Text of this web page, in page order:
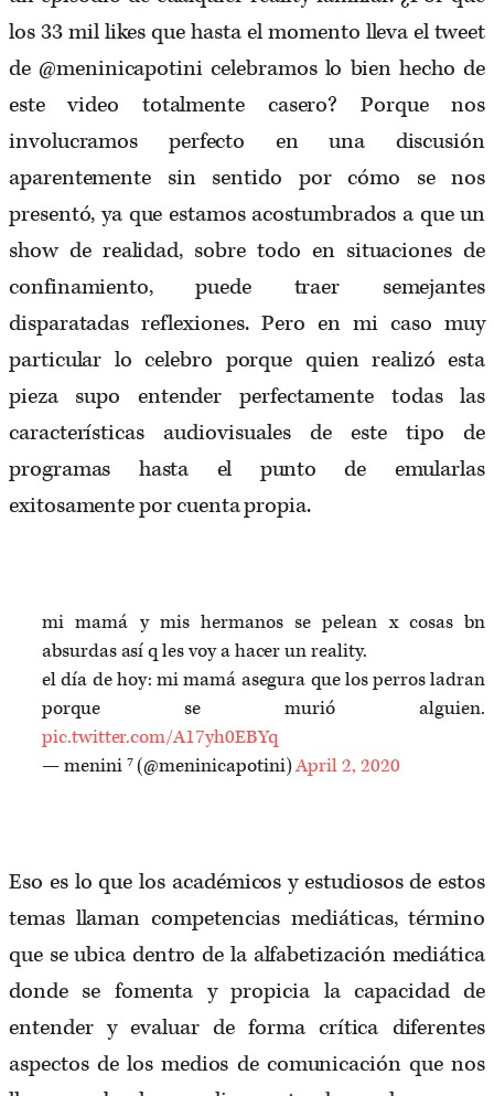
los 33 mil likes que hasta el momento lleva el tweet
de @meninicapotini celebramos lo bien hecho de
este video totalmente casero? Porque nos
involucramos perfecto en una discusión
aparentemente sin sentido por cómo se nos
presentó, ya que estamos acostumbrados a que un
show de realidad, sobre todo en situaciones de
confinamiento, puede traer semejantes
disparatadas reflexiones. Pero en mi caso muy
particular lo celebro porque quien realizó esta
pieza supo entender perfectamente todas las
características audiovisuales de este tipo de
programas hasta el punto de emularlas
exitosamente por cuenta propia.
mi mamá y mis hermanos se pelean x cosas bn
absurdas así q les voy a hacer un reality.
el día de hoy: mi mamá asegura que los perros ladran
porque se murió alguien.
pic.twitter.com/A17yh0EBYq
— menini ⁷ (@meninicapotini)April 2, 2020
Eso es lo que los académicos y estudiosos de estos
temas llaman competencias mediáticas, término
que se ubica dentro de la alfabetización mediática
donde se fomenta y propicia la capacidad de
entender y evaluar de forma crítica diferentes
aspectos de los medios de comunicación que nos